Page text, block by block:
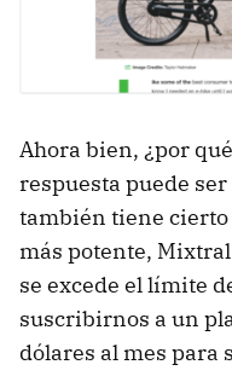
Ahora bien, ¿por
respuesta puede
también tiene
más potente,
se excede el límite
suscribirnos a un
dólares al mes para